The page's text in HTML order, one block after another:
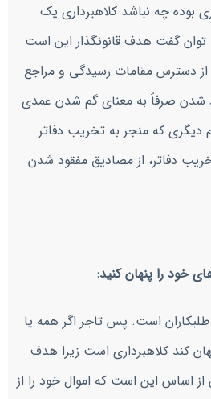
بوده چه نباشد کلاهبرداری یک
توان گفت هدف قانونگذار این است
از دسترس مقامات رسیدگی و مراجع
شدن صرفاً به معنای گم شدن عمدی
دیگری که منجر به تخریب دفاتر
دفاتر، از مصادیق مفقود شدن
خود را پنهان کنید:
طلبکاران است. پس تاجر اگر همه یا
کند کلاهبرداری است زیرا هدف
از اساس این است که اموال خود را از